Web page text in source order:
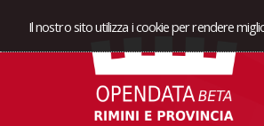
Il nostro sito utilizza i cookie per rendere